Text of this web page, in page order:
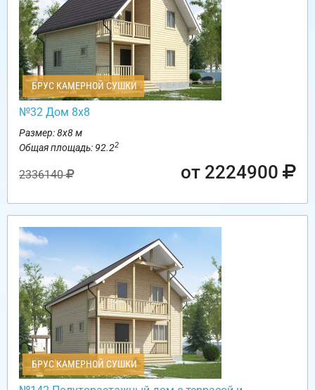
БРУС КАМЕРНОЙ СУШКИ
№32 Дом 8х8
Размер: 8х8 м
Общая площадь: 92.22
2336140 от 2224900
БРУС КАМЕРНОЙ СУШКИ